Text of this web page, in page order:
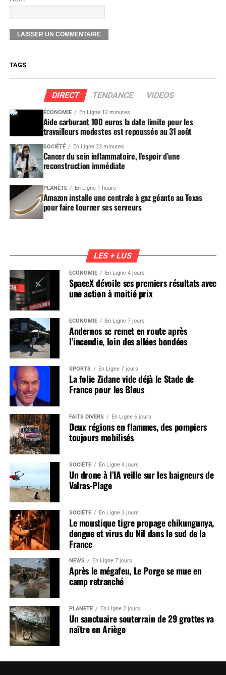
TAGS
DIRECT TENDANCE VIDEOS
ÉCONOMIE En Ligne 12 minutes
Aide carburant 100 euros la date limite pour les
travailleurs modestes est repoussée au 31 août
SOCIÉTÉ En Ligne 23 minutes
Cancer du sein inflammatoire, l’espoir d’une
reconstruction immédiate
PLANÈTE En Ligne 1 heure
Amazon installe une centrale à gaz géante au Texas
pour faire tourner ses serveurs
LES + LUS
ÉCONOMIE En Ligne 4 jours
SpaceX dévoile ses premiers résultats avec
une action à moitié prix
ÉCONOMIE En Ligne 7 jours
Andernos se remet en route après
l’incendie, loin des allées bondées
SPORTS En Ligne 7 jours
La folie Zidane vide déjà le Stade de
France pour les Bleus
FAITS DIVERS En Ligne 6 jours
Deux régions en flammes, des pompiers
toujours mobilisés
SOCIÉTÉ En Ligne 4 jours
Un drone à l’IA veille sur les baigneurs de
Valras-Plage
SOCIÉTÉ En Ligne 3 jours
Le moustique tigre propage chikungunya,
dengue et virus du Nil dans le sud de la
France
NEWS En Ligne 7 jours
Après le mégafeu, Le Porge se mue en
camp retranché
PLANÈTE En Ligne 2 jours
Un sanctuaire souterrain de 29 grottes va
naître en Ariège